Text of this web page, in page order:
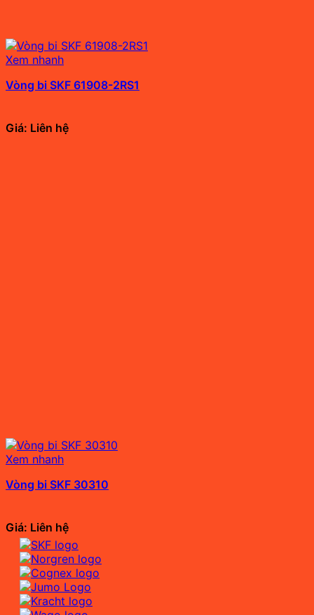
Xem nhanh
Vòng bi SKF 61908-2RS1
Giá: Liên hệ
Xem nhanh
Vòng bi SKF 30310
Giá: Liên hệ